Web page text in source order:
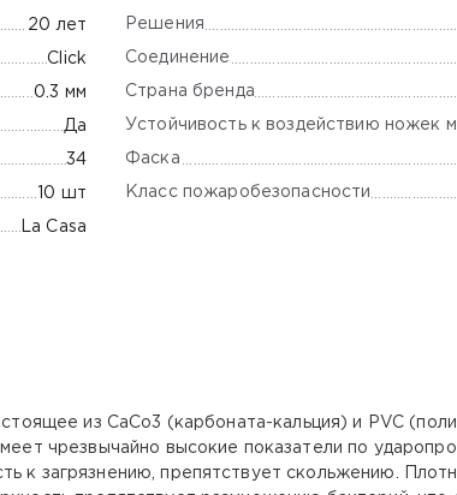
20 лет
Click
0.3 мм
Да
34
10 шт
La Casa
Решения
Соединение
Страна бренда
Устойчивость к воздействию ножек
Фаска
Класс пожаробезопасности
из CaCo3 (карбоната-кальция) и PVC
чрезвычайно высокие показатели по
к загрязнению, препятствует скольжению.